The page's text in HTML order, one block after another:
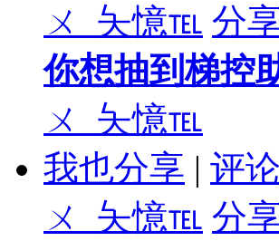
ㄨ_夨憶℡ 分
你想抽到梯控
ㄨ_夨憶℡
我也分享 | 评论
ㄨ_夨憶℡ 分